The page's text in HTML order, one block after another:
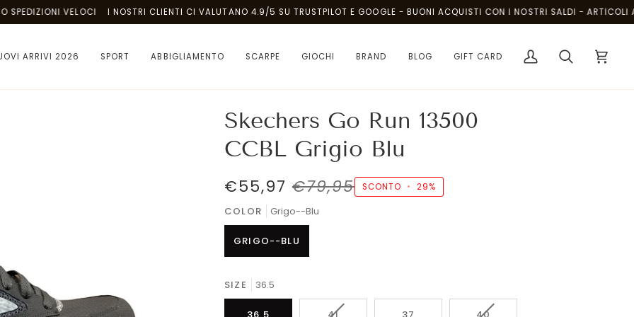
VELOCI I NOSTRI CLIENTI CI VALUTANO 4.9/5 SU TRUSTPILOT E GOOGLE - BUONI ACQUISTI CON I NOSTRI SALDI - ARTICOLI AL
ARRIVI 2026 SPORT ABBIGLIAMENTO SCARPE GIOCHI BRAND BLOG GIFT CARD
Il
account
Cerca Carrello
Skechers Go Run 13500
CCBL Grigio Blu
€55,97 €79,95 SCONTO • 29%
COLOR Grigo--Blu
GRIGO--BLU
SIZE 36.5
VARIANTE
VARIANTE